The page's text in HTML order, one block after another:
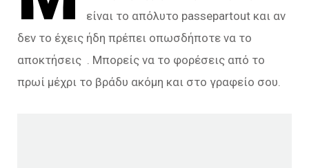
είναι το απόλυτο passepartout και αν
δεν το έχεις ήδη πρέπει οπωσδήποτε να το
αποκτήσεις . Μπορείς να το φορέσεις από το
πρωί μέχρι το βράδυ ακόμη και στο γραφείο σου.